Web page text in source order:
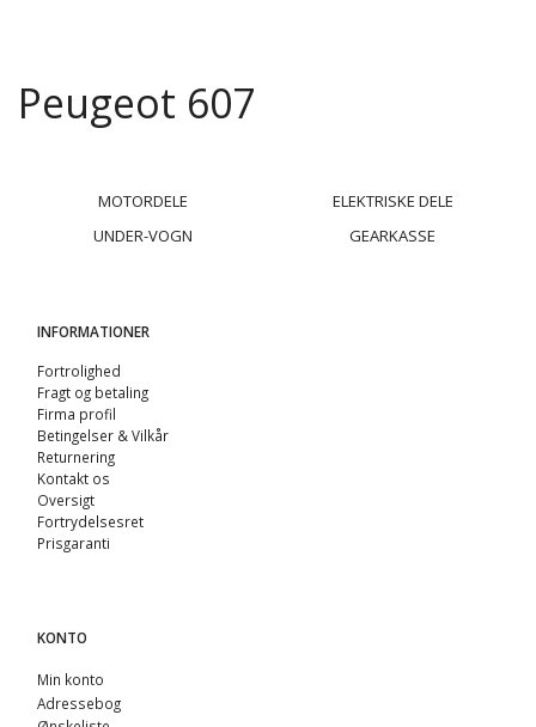
Peugeot 607
MOTORDELE
ELEKTRISKE DELE
UNDER-VOGN
GEARKASSE
INFORMATIONER
Fortrolighed
Fragt og betaling
Firma profil
Betingelser & Vilkår
Returnering
Kontakt os
Oversigt
Fortrydelsesret
Prisgaranti
KONTO
Min konto
Adressebog